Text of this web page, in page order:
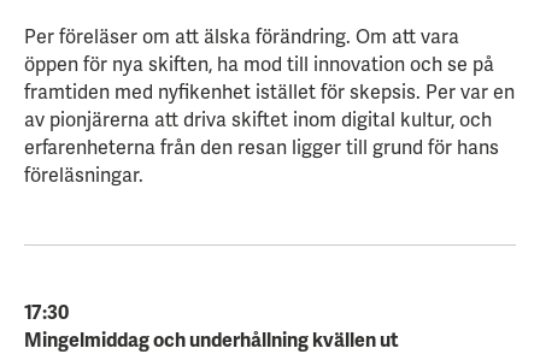
Per föreläser om att älska förändring. Om att vara
öppen för nya skiften, ha mod till innovation och se på
framtiden med nyfikenhet istället för skepsis. Per var en
av pionjärerna att driva skiftet inom digital kultur, och
erfarenheterna från den resan ligger till grund för hans
föreläsningar.
17:30
Mingelmiddag och underhållning kvällen ut